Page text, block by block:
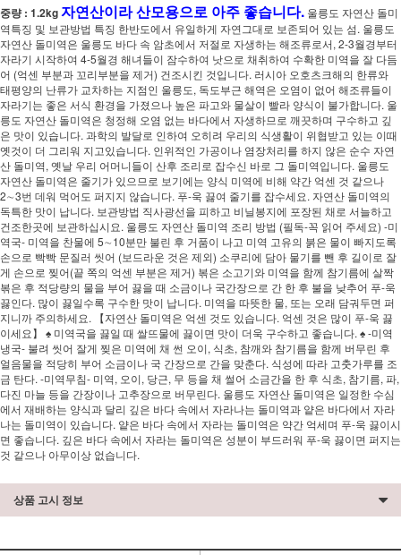
중량 : 1.2kg자연산이라 산모용으로 아주 좋습니다. 울릉도 자연산 돌미
역특징 및 보관방법 특징 한반도에서 유일하게 자연그대로 보존되어 있는 섬. 울릉도
자연산 돌미역은 울릉도 바다 속 암초에서 저절로 자생하는 해조류로서, 2-3월경부터
자라기 시작하여 4-5월경 해녀들이 잠수하여 낫으로 채취하여 수확한 미역을 잘 다듬
어 (억센 부분과 꼬리부분을 제거) 건조시킨 것입니다. 러시아 오호츠크해의 한류와
태평양의 난류가 교차하는 지점인 울릉도, 독도부근 해역은 오염이 없어 해조류들이
자라기는 좋은 서식 환경을 가졌으나 높은 파고와 물살이 빨라 양식이 불가합니다. 울
릉도 자연산 돌미역은 청정해 오염 없는 바다에서 자생하므로 깨끗하며 구수하고 깊
은 맛이 있습니다. 과학의 발달로 인하여 오히려 우리의 식생활이 위협받고 있는 이때
옛것이 더 그리워 지고있습니다. 인위적인 가공이나 염장처리를 하지 않은 순수 자연
산 돌미역, 옛날 우리 어머니들이 산후 조리로 잡수신 바로 그 돌미역입니다. 울릉도
자연산 돌미역은 줄기가 있으므로 보기에는 양식 미역에 비해 약간 억센 것 같으나
2∼3번 데워 먹어도 퍼지지 않습니다. 푸-욱 끓여 줄기를 잡수세요. 자연산 돌미역의
독특한 맛이 납니다. 보관방법 직사광선을 피하고 비닐봉지에 포장된 채로 서늘하고
건조한곳에 보관하십시요. 울릉도 자연산 돌미역 조리 방법 (필독-꼭 읽어 주세요) -미
역국- 미역을 찬물에 5∼10분만 불린 후 거품이 나고 미역 고유의 붉은 물이 빠지도록
손으로 빡빡 문질러 씻어 (보드라운 것은 제외) 소쿠리에 담아 물기를 뺀 후 길이로 잘
게 손으로 찢어(끝 쪽의 억센 부분은 제거) 볶은 소고기와 미역을 함께 참기름에 살짝
볶은 후 적당량의 물을 부어 끓을 때 소금이나 국간장으로 간 한 후 불을 낮추어 푸-욱
끓인다. 많이 끓일수록 구수한 맛이 납니다. 미역을 따뜻한 물, 또는 오래 담궈두면 퍼
지니까 주의하세요. 【자연산 돌미역은 억센 것도 있습니다. 억센 것은 많이 푸-욱 끓
이세요】 ♠ 미역국을 끓일 때 쌀뜨물에 끓이면 맛이 더욱 구수하고 좋습니다. ♠ -미역
냉국- 불려 씻어 잘게 찢은 미역에 채 썬 오이, 식초, 참깨와 참기름을 함께 버무린 후
얼음물을 적당히 부어 소금이나 국 간장으로 간을 맞춘다. 식성에 따라 고춧가루를 조
금 탄다. -미역무침- 미역, 오이, 당근, 무 등을 채 썰어 소금간을 한 후 식초, 참기름, 파,
다진 마늘 등을 간장이나 고추장으로 버무린다. 울릉도 자연산 돌미역은 일정한 수심
에서 재배하는 양식과 달리 깊은 바다 속에서 자라나는 돌미역과 얕은 바다에서 자라
나는 돌미역이 있습니다. 얕은 바다 속에서 자라는 돌미역은 약간 억세며 푸-욱 끓이시
면 좋습니다. 깊은 바다 속에서 자라는 돌미역은 성분이 부드러워 푸-욱 끓이면 퍼지는
것 같으나 아무이상 없습니다.
상품 고시 정보